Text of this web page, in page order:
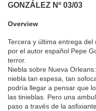
GONZÁLEZ Nº 03/03
Overview
Tercera y última entrega
por el autor español Pepe
terror.
Niebla sobre Nueva
niebla tan espesa, tan
podría llegar a pensar que
las tinieblas. Pero una
paso a través de la